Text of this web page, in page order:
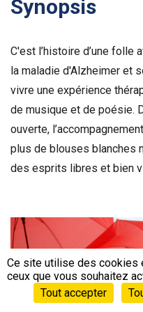
Synopsis
C'est l’histoire d’une folle
la maladie d'Alzheimer et
vivre une expérience
de musique et de poésie.
ouverte,
plus de blouses blanches
des esprits libres et bien
Voir la bande-annonce
Ce site utilise des cookies
ceux que vous souhaitez
Tout accepter